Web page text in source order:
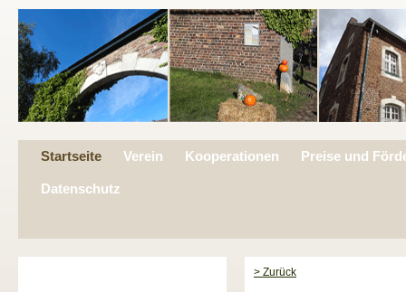
Startseite Verein Kooperationen Preise und
Datenschutz
> Zurück